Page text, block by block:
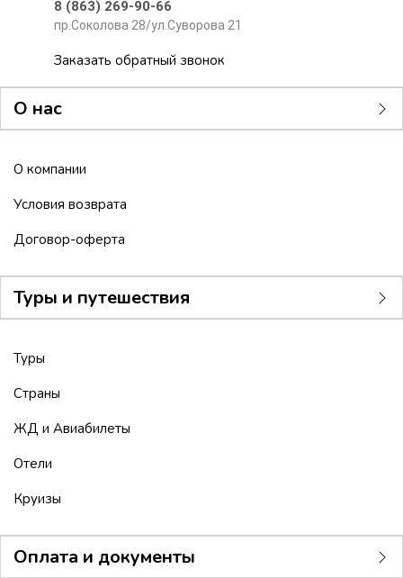
8 (863) 269-90-66
пр.Соколова 28/ул.Суворова 21
Заказать обратный звонок
О нас
О компании
Условия возврата
Договор-оферта
Туры и путешествия
Туры
Страны
ЖД и Авиабилеты
Отели
Круизы
Оплата и документы